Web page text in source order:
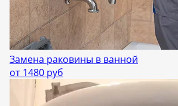
Замена раковины в ванной
от 1480 руб